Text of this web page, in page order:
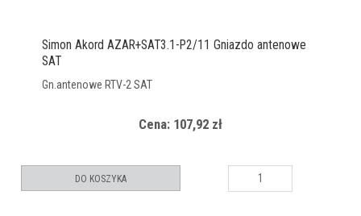
Simon Akord AZAR+SAT3.1-P2/11 Gniazdo antenowe
SAT
Gn.antenowe RTV-2 SAT
Cena: 107,92 zł
DO KOSZYKA